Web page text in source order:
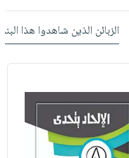
الزبائن الذين شاهدوا هذا